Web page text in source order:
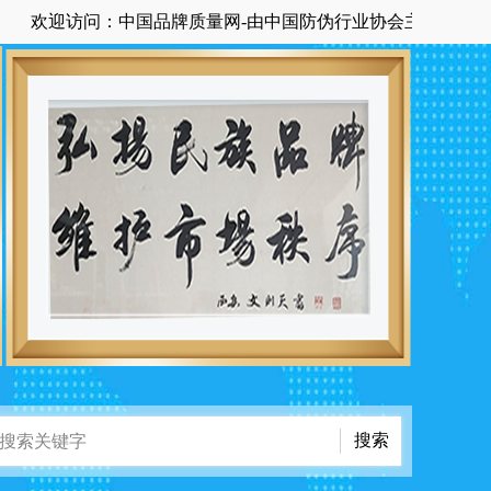
访问：中国品牌质量网-由中国防伪行业协会主管主办国家级